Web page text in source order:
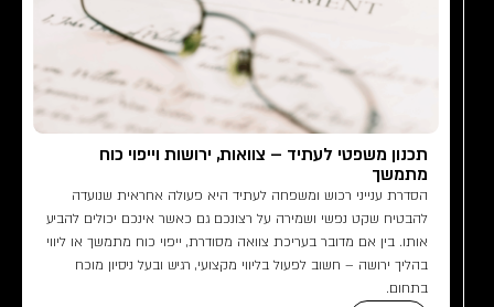
תכנון משפטי לעתיד – צוואות, ירושות וייפוי כוח
מתמשך
הסדרת ענייני רכוש ומשפחה לעתיד היא פעולה אחראית שנועדה
להבטיח שקט נפשי ושמירה על רצונכם גם כאשר אינכם יכולים להביע
אותו. בין אם מדובר בעריכת צוואה מסודרת, ייפוי כוח מתמשך או ליווי
בהליך ירושה – חשוב לפעול בליווי מקצועי, רגיש ובעל ניסיון מוכח
בתחום.